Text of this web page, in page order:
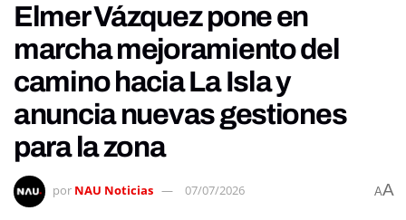
Elmer Vázquez pone en
marcha mejoramiento del
camino hacia La Isla y
anuncia nuevas gestiones
para la zona
por NAU Noticias 07/07/2026 AA